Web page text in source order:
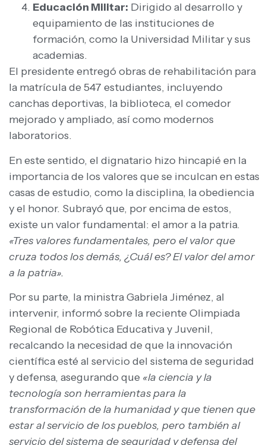
Educación Militar: Dirigido al desarrollo y
equipamiento de las instituciones de
formación, como la Universidad Militar y sus
academias.
El presidente entregó obras de rehabilitación para
la matrícula de 547 estudiantes, incluyendo
canchas deportivas, la biblioteca, el comedor
mejorado y ampliado, así como modernos
laboratorios.
En este sentido, el dignatario hizo hincapié en la
importancia de los valores que se inculcan en estas
casas de estudio, como la disciplina, la obediencia
y el honor. Subrayó que, por encima de estos,
existe un valor fundamental: el amor a la patria.
«Tres valores fundamentales, pero el valor que
cruza todos los demás, ¿Cuál es? El valor del amor
a la patria».
Por su parte, la ministra Gabriela Jiménez, al
intervenir, informó sobre la reciente Olimpiada
Regional de Robótica Educativa y Juvenil,
recalcando la necesidad de que la innovación
científica esté al servicio del sistema de seguridad
y defensa, asegurando que «la ciencia y la
tecnología son herramientas para la
transformación de la humanidad y que tienen que
estar al servicio de los pueblos, pero también al
servicio del sistema de seguridad y defensa del